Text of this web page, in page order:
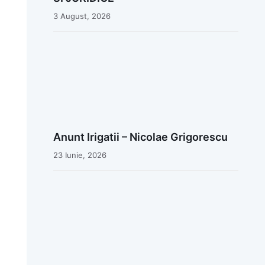
3 August, 2026
Anunt Irigatii – Nicolae Grigorescu
23 Iunie, 2026